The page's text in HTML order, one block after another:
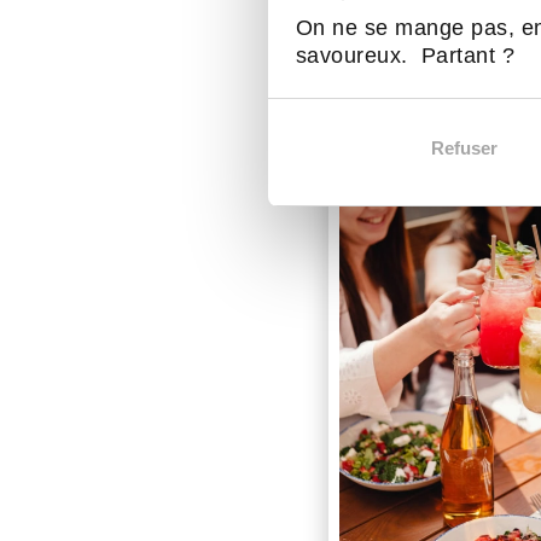
On ne se mange pas,
savoureux. Partant ?
Refuser